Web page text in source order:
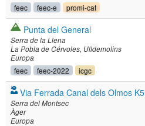
feec feec-e promi-cat
Punta del General
Serra de la Llena
La Pobla de Cérvoles Ulldemolins
Europa
feec feec-2022 icgc
Via Ferrada Canal dels Olmos K5
Serra del Montsec
Àger
Europa